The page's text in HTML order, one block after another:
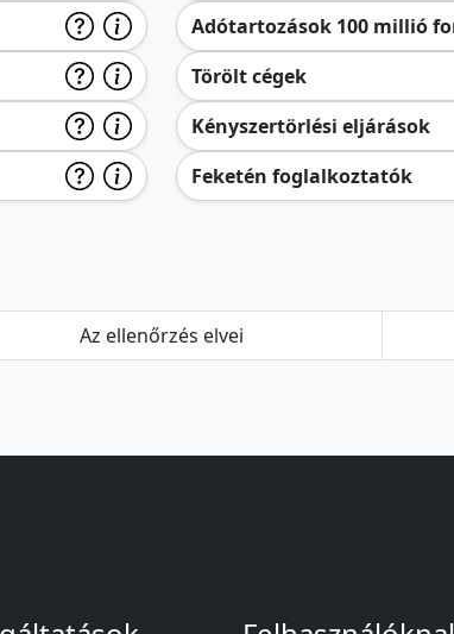
Adótartozások 100 millió
Törölt cégek
Kényszertörlési eljárások
Feketén foglalkoztatók
Az ellenőrzés elvei